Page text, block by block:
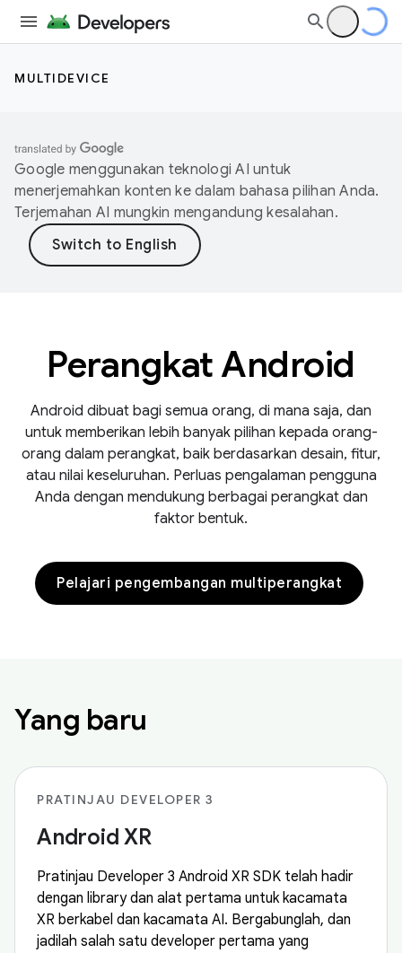
MULTIDEVICE
Google menggunakan teknologi AI untuk
menerjemahkan konten ke dalam bahasa pilihan Anda.
Terjemahan AI mungkin mengandung kesalahan.
Perangkat Android
Android dibuat bagi semua orang, di mana saja, dan
untuk memberikan lebih banyak pilihan kepada orang-
orang dalam perangkat, baik berdasarkan desain, fitur,
atau nilai keseluruhan. Perluas pengalaman pengguna
Anda dengan mendukung berbagai perangkat dan
faktor bentuk.
Pelajari pengembangan multiperangkat
Yang baru
PRATINJAU DEVELOPER 3
Android XR
Pratinjau Developer 3 Android XR SDK telah hadir
dengan library dan alat pertama untuk kacamata
XR berkabel dan kacamata AI. Bergabunglah, dan
jadilah salah satu developer pertama yang